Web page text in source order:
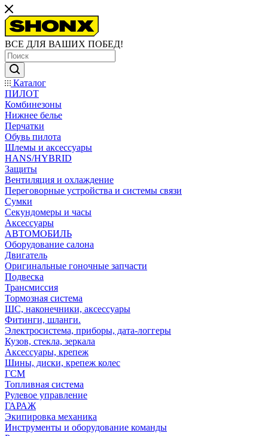
ВСЕ ДЛЯ ВАШИХ ПОБЕД!
Каталог
ПИЛОТ
Комбинезоны
Нижнее белье
Перчатки
Обувь пилота
Шлемы и аксессуары
HANS/HYBRID
Защиты
Вентиляция и охлаждение
Переговорные устройства и системы связи
Сумки
Секундомеры и часы
Аксессуары
АВТОМОБИЛЬ
Оборудование салона
Двигатель
Оригинальные гоночные запчасти
Подвеска
Трансмиссия
Тормозная система
ШС, наконечники, аксессуары
Фитинги, шланги.
Электросистема, приборы, дата-логгеры
Кузов, стекла, зеркала
Аксессуары, крепеж
Шины, диски, крепеж колес
ГСМ
Топливная система
Рулевое управление
ГАРАЖ
Экипировка механика
Инструменты и оборудование команды